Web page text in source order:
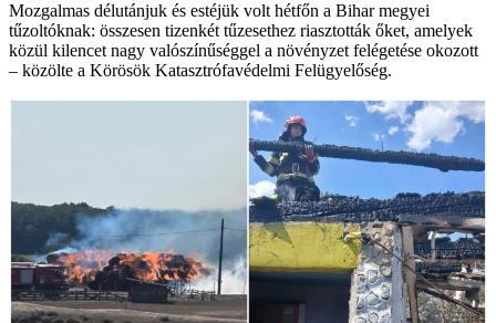
Mozgalmas délutánjuk és estéjük volt hétfőn a Bihar megyei
tűzoltóknak: összesen tizenkét tűzesethez riasztották őket, amelyek
közül kilencet nagy valószínűséggel a növényzet felégetése okozott
– közölte a Körösök Katasztrófavédelmi Felügyelőség.